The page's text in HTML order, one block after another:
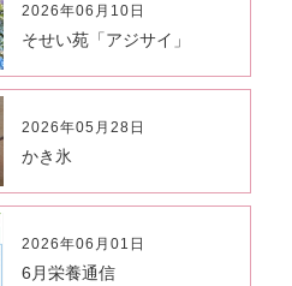
2026年06月10日
そせい苑「アジサイ」
2026年05月28日
かき氷
2026年06月01日
6月栄養通信